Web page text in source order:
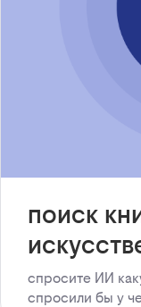
поиск
спросите ИИ
спросили бы у